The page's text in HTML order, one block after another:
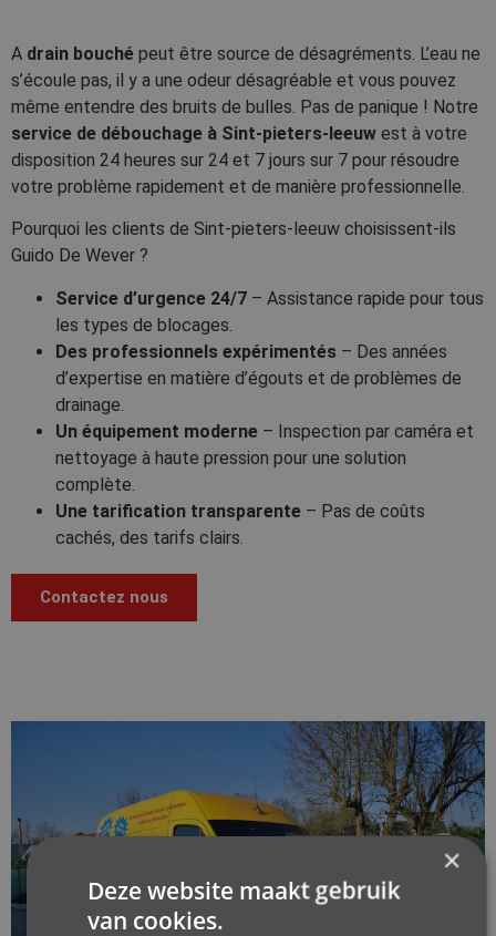
A drain bouché peut être source de désagréments. L’eau ne
s’écoule pas, il y a une odeur désagréable et vous pouvez
même entendre des bruits de bulles. Pas de panique ! Notre
service de débouchage à Sint-pieters-leeuw est à votre
disposition 24 heures sur 24 et 7 jours sur 7 pour résoudre
votre problème rapidement et de manière professionnelle.
Pourquoi les clients de Sint-pieters-leeuw choisissent-ils
Guido De Wever ?
Service d’urgence 24/7 – Assistance rapide pour tous
les types de blocages.
Des professionnels expérimentés – Des années
d’expertise en matière d’égouts et de problèmes de
drainage.
Un équipement moderne – Inspection par caméra et
nettoyage à haute pression pour une solution
complète.
Une tarification transparente – Pas de coûts
cachés, des tarifs clairs.
Contactez nous
×
Deze website maakt gebruik
van cookies.